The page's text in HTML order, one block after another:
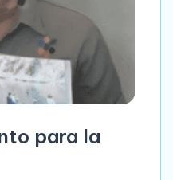
para la